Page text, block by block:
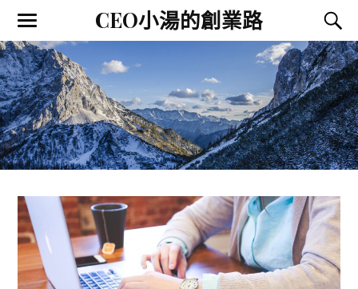
CEO小湯的創業路